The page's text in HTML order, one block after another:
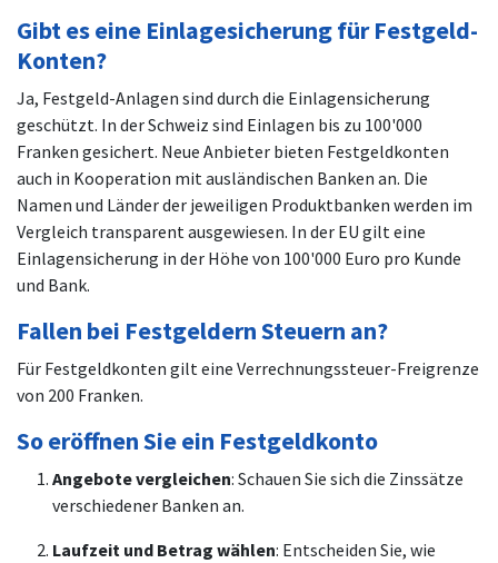
Gibt es eine Einlagesicherung für Festgeld-
Konten?
Ja, Festgeld-Anlagen sind durch die Einlagensicherung
geschützt. In der Schweiz sind Einlagen bis zu 100'000
Franken gesichert. Neue Anbieter bieten Festgeldkonten
auch in Kooperation mit ausländischen Banken an. Die
Namen und Länder der jeweiligen Produktbanken werden im
Vergleich transparent ausgewiesen. In der EU gilt eine
Einlagensicherung in der Höhe von 100'000 Euro pro Kunde
und Bank.
Fallen bei Festgeldern Steuern an?
Für Festgeldkonten gilt eine Verrechnungssteuer-Freigrenze
von 200 Franken.
So eröffnen Sie ein Festgeldkonto
Angebote vergleichen: Schauen Sie sich die Zinssätze
verschiedener Banken an.
Laufzeit und Betrag wählen: Entscheiden Sie, wie